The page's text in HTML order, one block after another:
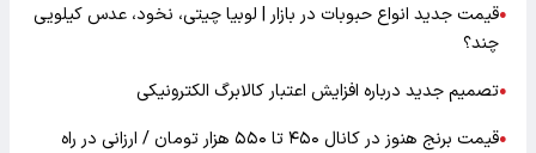
●قیمت جدید انواع حبوبات در بازار | لوبیا چیتی، نخود، عدس کیلویی
چند؟
●تصمیم جدید درباره افزایش اعتبار کالابرگ الکترونیکی
●
قیمت برنج هنوز در کانال ۴۵۰ تا ۵۵۰ هزار تومان / ارزانی در راه